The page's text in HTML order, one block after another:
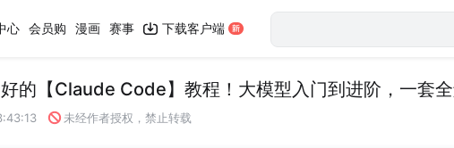
心 会员购 漫画 赛事 下载客户端
未经作者授权，禁止转载